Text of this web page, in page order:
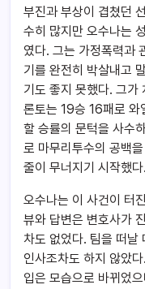
부진과 부상이 겹쳤던
수히 많지만 오수나는
였다. 그는 가정폭력과
기를 완전히 박살내고
기도 좋지 못했다. 그가
론토는 19승 16패로 와
할 승률의 문턱을 사수
로 마무리투수의 공백
줄이 무너지기 시작했다.
오수나는 이 사건이 터
뷰와 답변은 변호사가
차도 없었다. 팀을 떠날
인사조차도 하지 않았
입은 모습으로 바뀌었